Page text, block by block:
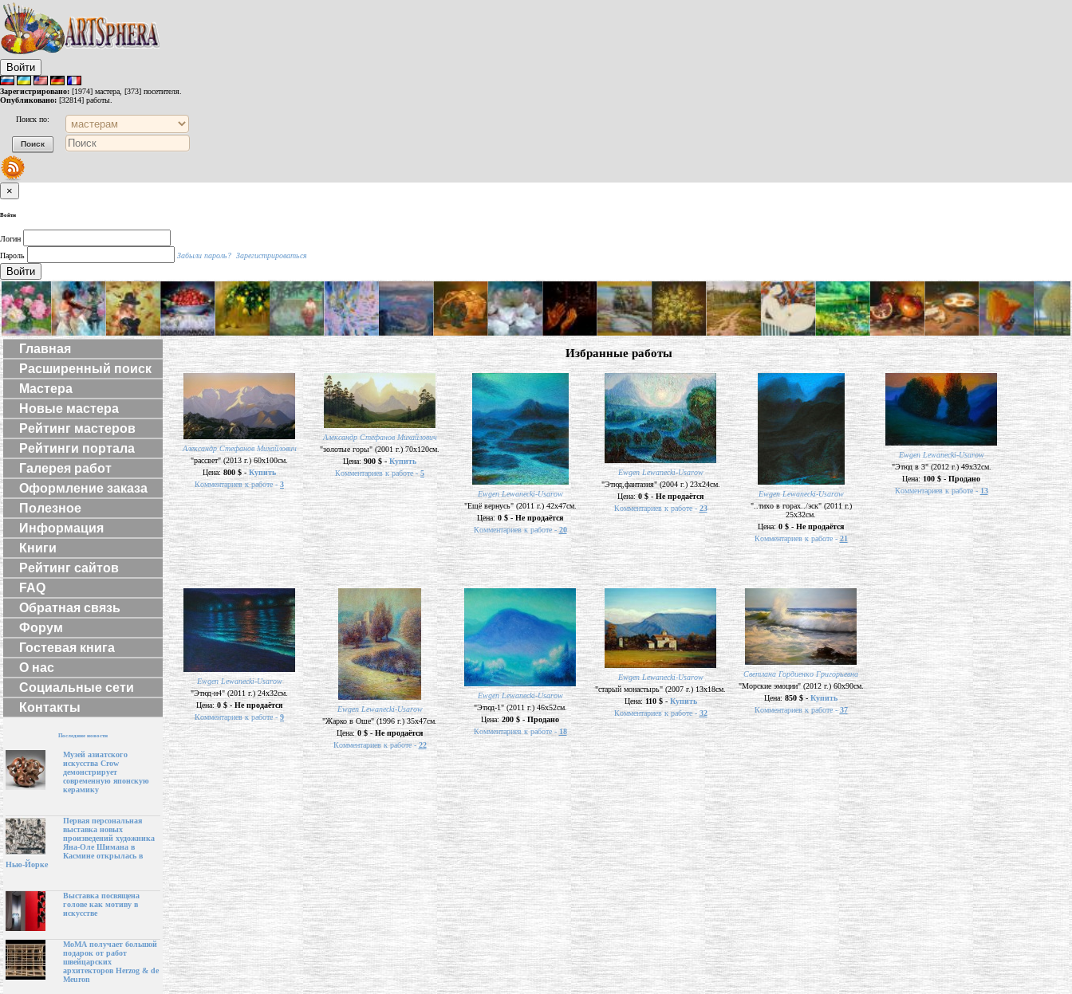
Войти
Зарегистрировано: [1974] мастера, [373] посетителя.
Опубликовано: [32814] работы.
Поиск по:
×
Войти
Логин
Пароль
Забыли пароль? Зарегистрироваться
Войти
Главная
Расширенный поиск
Мастера
Новые мастера
Рейтинг мастеров
Рейтинги портала
Галерея работ
Оформление заказа
Полезное
Информация
Книги
Рейтинг сайтов
FAQ
Обратная связь
Форум
Гостевая книга
О нас
Социальные сети
Контакты
Последние новости
Музей азиатского
искусства Crow
демонстрирует
современную японскую
керамику
Первая персональная
выставка новых
произведений художника
Яна-Оле Шимана в
Касмине открылась в
Нью-Йорке
Выставка посвящена
голове как мотиву в
искусстве
МоМА получает большой
подарок от работ
швейцарских
архитекторов Herzog & de
Meuron
Избранные работы
Александр Стефанов Михайлович
"рассвет" (2013 г.) 60х100см.
Цена: 800 $ -Купить
Комментариев к работе - 3
Александр Стефанов Михайлович
"золотые горы" (2001 г.) 70х120см.
Цена:900 $ - Купить
Комментариев к работе -5
Ewgen Lewanecki-Usarow
"Ещё вернусь" (2011 г.) 42х47см.
Цена: 0 $ - Не продаётся
Комментариев к работе -20
Ewgen Lewanecki-Usarow
"Этюд,фантазия" (2004 г.) 23х24см.
Цена:0 $ - Не продаётся
Комментариев к работе - 23
Ewgen Lewanecki-Usarow
"..тихо в горах../эск" (2011 г.)
25х32см.
Цена: 0 $ - Не продаётся
Комментариев к работе -21
Ewgen Lewanecki-Usarow
"Этюд в 3" (2012 г.) 49х32см.
Цена: 100 $ - Продано
Комментариев к работе -13
Ewgen Lewanecki-Usarow
"Этюд-н4" (2011 г.) 24х32см.
Цена:0 $ - Не продаётся
Комментариев к работе - 9
Ewgen Lewanecki-Usarow
"Жарко в Оше" (1996 г.) 35х47см.
Цена:0 $ - Не продаётся
Комментариев к работе -22
Ewgen Lewanecki-Usarow
"Этюд-1" (2011 г.) 46х52см.
Цена:200 $ - Продано
Комментариев к работе - 18
Ewgen Lewanecki-Usarow
"старый монастырь" (2007 г.) 13х18см.
Цена: 110 $ - Купить
Комментариев к работе - 32
Cветлана Гордиенко Григорьевна
"Морские эмоции" (2012 г.) 60х90см.
Цена: 850 $ -Купить
Комментариев к работе -37